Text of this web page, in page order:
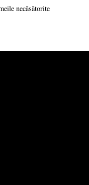
necăsătorite